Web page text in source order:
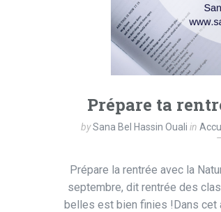
Prépare ta
bySana Bel Hassin Ouali in
Prépare la rentrée avec la
septembre, dit rentrée des
belles est bien finies !Dans cet